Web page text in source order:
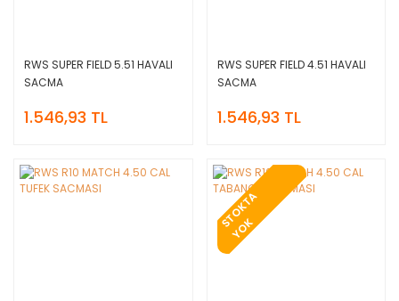
RWS SUPER FIELD 5.51 HAVALI
SACMA
1.546,93 TL
RWS SUPER FIELD 4.51 HAVALI
SACMA
1.546,93 TL
S
T
O
K
T
A
Y
O
K